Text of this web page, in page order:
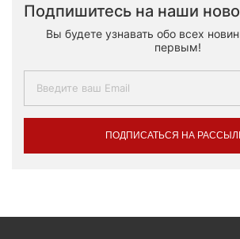
Подпишитесь на наши
Вы будете узнавать обо всех
первым!
ПОДПИСАТЬСЯ НА